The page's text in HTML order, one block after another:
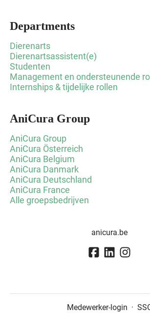
Departments
Dierenarts
Dierenartsassistent(e)
Studenten
Management en ondersteunende
Internships & tijdelijke rollen
AniCura Group
AniCura Group
AniCura Österreich
AniCura Belgium
AniCura Danmark
AniCura Deutschland
AniCura France
Alle groepsbedrijven
anicura.be
Medewerker-login ·